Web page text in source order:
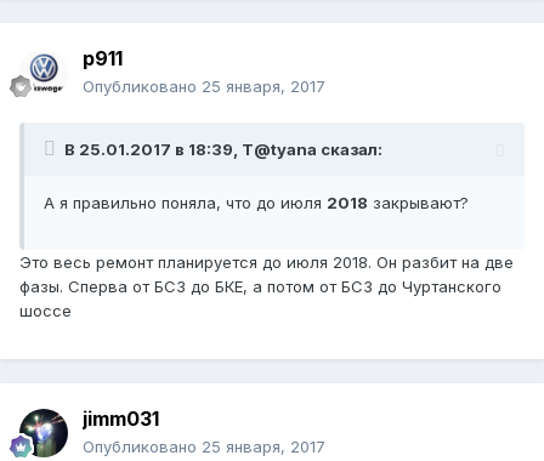
p911
Опубликовано 25 января, 2017
В 25.01.2017 в 18:39, T@tyana сказал:
А я правильно поняла, что до июля 2018 закрывают?
Это весь ремонт планируется до июля 2018. Он разбит на две
фазы. Сперва от БСЗ до БКЕ, а потом от БСЗ до Чуртанского
шоссе
jimm031
Опубликовано 25 января, 2017